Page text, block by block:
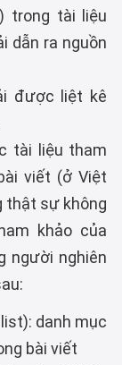
trong tài liệu
dẫn ra nguồn
được liệt kê
tài liệu tham
viết (ở Việt
thật sự không
khảo của
người nghiên
danh mục
bài viết